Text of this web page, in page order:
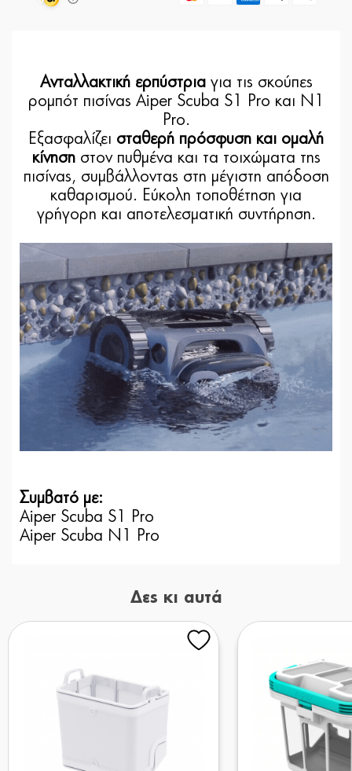
Ανταλλακτική ερπύστριαγια τις σκούπες
ρομπότ πισίνας Aiper Scuba S1 Pro και N1
Pro.
Εξασφαλίζει σταθερή πρόσφυση και ομαλή
κίνησηστον πυθμένα και τα τοιχώματα της
πισίνας, συμβάλλοντας στη μέγιστη απόδοση
καθαρισμού. Eύκολη τοποθέτηση για
γρήγορη και αποτελεσματική συντήρηση.
Συμβατό με:
Aiper Scuba S1 Pro
Aiper Scuba N1 Pro
Δες κι αυτά